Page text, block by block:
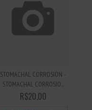
STOMACHAL CORROSION -
STOMACHAL CORROSIO...
R$20,00